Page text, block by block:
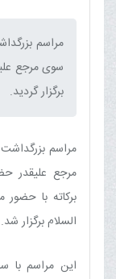
مراسم
سوی مرجع
برگزار گردید.‌
مراسم
مرجع علیقدر
برکاته با حضور
السلام برگزار شد.
این مراسم با